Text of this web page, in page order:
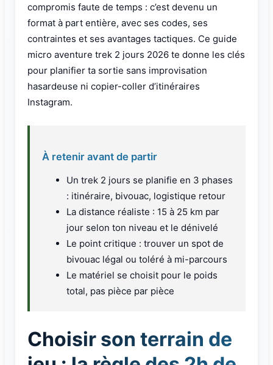
compromis faute de temps : c’est devenu un
format à part entière, avec ses codes, ses
contraintes et ses avantages tactiques. Ce guide
micro aventure trek 2 jours 2026 te donne les clés
pour planifier ta sortie sans improvisation
hasardeuse ni copier-coller d’itinéraires
Instagram.
À retenir avant de partir
Un trek 2 jours se planifie en 3 phases
: itinéraire, bivouac, logistique retour
La distance réaliste : 15 à 25 km par
jour selon ton niveau et le dénivelé
Le point critique : trouver un spot de
bivouac légal ou toléré à mi-parcours
Le matériel se choisit pour le poids
total, pas pièce par pièce
Choisir son terrain de